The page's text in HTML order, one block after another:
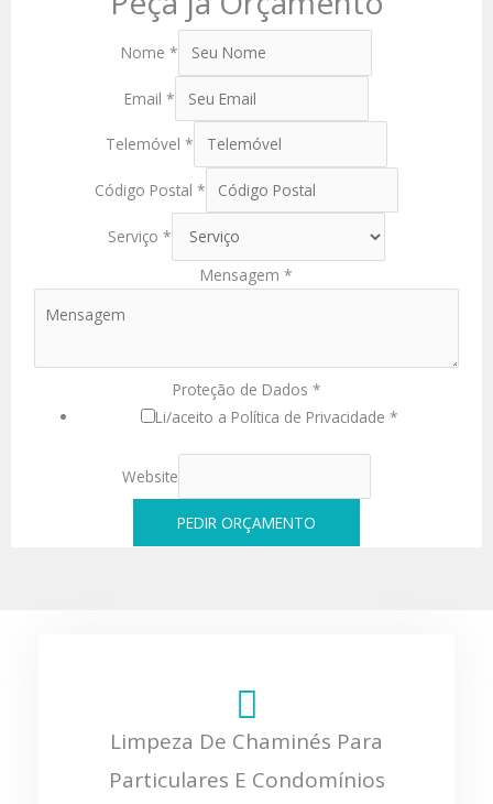
Nome*
Email*
Telemóvel*
Código Postal *
Serviço*
Mensagem *
Proteção de Dados *
Li/aceito a Política de Privacidade *
Website
PEDIR ORÇAMENTO
Limpeza De Chaminés Para
Particulares E Condomínios